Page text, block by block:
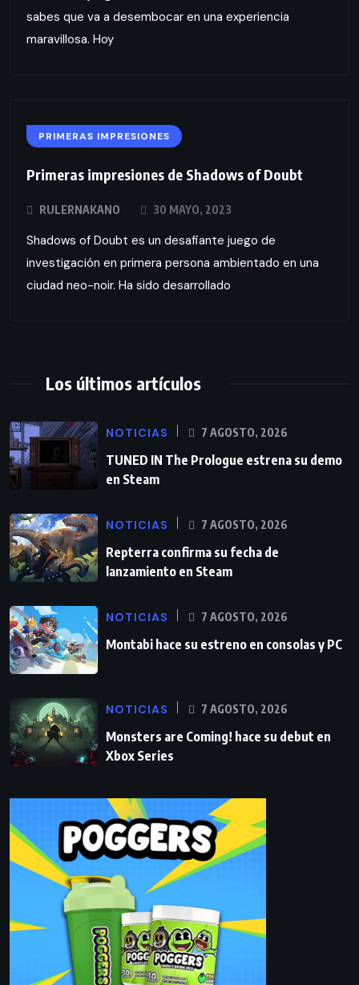
sabes que va a desembocar en una experiencia
maravillosa. Hoy
PRIMERAS IMPRESIONES
Primeras impresiones de Shadows of Doubt
RULERNAKANO 30 MAYO, 2023
Shadows of Doubt es un desafiante juego de
investigación en primera persona ambientado en una
ciudad neo-noir. Ha sido desarrollado
Los últimos artículos
NOTICIAS 7 AGOSTO, 2026
TUNED IN The Prologue estrena su demo
en Steam
NOTICIAS 7 AGOSTO, 2026
Repterra confirma su fecha de
lanzamiento en Steam
NOTICIAS 7 AGOSTO, 2026
Montabi hace su estreno en consolas y PC
NOTICIAS 7 AGOSTO, 2026
Monsters are Coming! hace su debut en
Xbox Series